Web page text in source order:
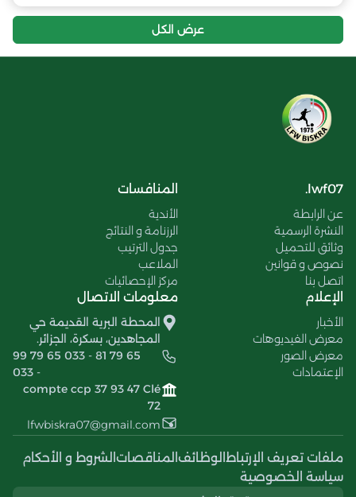
عرض الكل
lwf07.
عن الرابطة
النشرة الرسمية
وثائق للتحميل
نصوص و قوانين
اتصل بنا
المنافسات
الأندية
الرزنامة و النتائج
جدول الترتيب
الملاعب
مركز الإحصائيات
الإعلام
الأخبار
معرض الفيديوهات
معرض الصور
الإعتمادات
معلومات الاتصال
المحطة البرية القديمة حي
المجاهدين، بسكرة، الجزائر.
99 79 65 033 - 81 79 65
033 -
compte ccp 37 93 47 Clé
72
lfwbiskra07@gmail.com
ملفات تعريف الإرتباط الوظائف المناقصات الشروط و الأحكام
سياسة الخصوصية